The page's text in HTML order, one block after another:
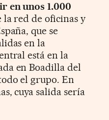
en unos 1.000
la red de oficinas y
que se
en la
está en la
en Boadilla del
el grupo. En
cuya salida sería